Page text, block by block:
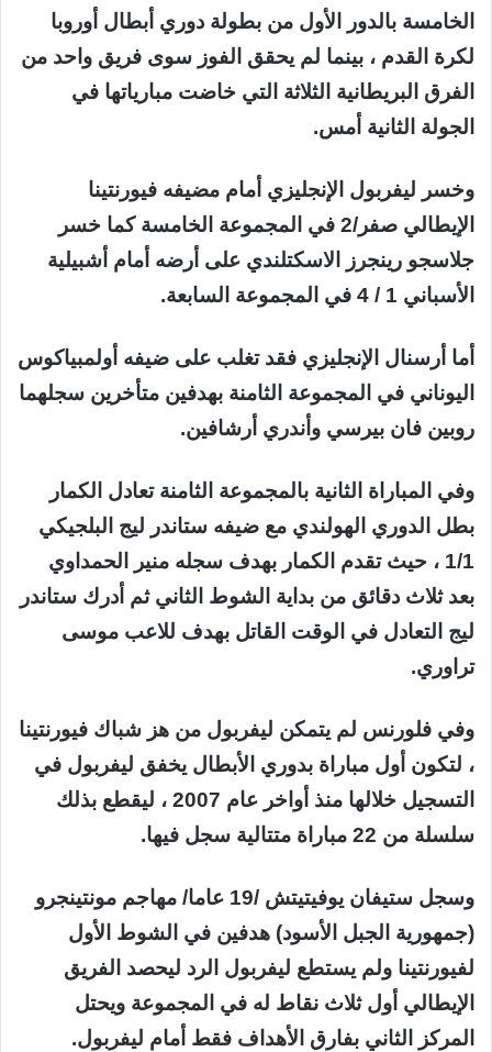
الخامسة بالدور الأول من بطولة دوري أبطال أوروبا
لكرة القدم ، بينما لم يحقق الفوز سوى فريق واحد من
الفرق البريطانية الثلاثة التي خاضت مبارياتها في
الجولة الثانية أمس.
وخسر ليفربول الإنجليزي أمام مضيفه فيورنتينا
الإيطالي صفر/2 في المجموعة الخامسة كما خسر
جلاسجو رينجرز الاسكتلندي على أرضه أمام أشبيلية
الأسباني 1 / 4 في المجموعة السابعة.
أما أرسنال الإنجليزي فقد تغلب على ضيفه أولمبياكوس
اليوناني في المجموعة الثامنة بهدفين متأخرين سجلهما
روبين فان بيرسي وأندري أرشافين.
وفي المباراة الثانية بالمجموعة الثامنة تعادل الكمار
بطل الدوري الهولندي مع ضيفه ستاندر ليج البلجيكي
1/1 ، حيث تقدم الكمار بهدف سجله منير الحمداوي
بعد ثلاث دقائق من بداية الشوط الثاني ثم أدرك ستاندر
ليج التعادل في الوقت القاتل بهدف للاعب موسى
تراوري.
وفي فلورنس لم يتمكن ليفربول من هز شباك فيورنتينا
، لتكون أول مباراة بدوري الأبطال يخفق ليفربول في
التسجيل خلالها منذ أواخر عام 2007 ، ليقطع بذلك
سلسلة من 22 مباراة متتالية سجل فيها.
وسجل ستيفان يوفيتيتش /19 عاما/ مهاجم مونتينجرو
(جمهورية الجبل الأسود) هدفين في الشوط الأول
لفيورنتينا ولم يستطع ليفربول الرد ليحصد الفريق
الإيطالي أول ثلاث نقاط له في المجموعة ويحتل
المركز الثاني بفارق الأهداف فقط أمام ليفربول.